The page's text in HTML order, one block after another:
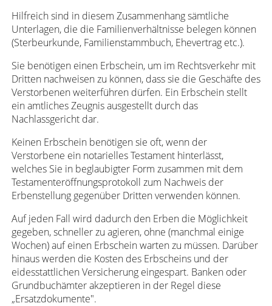
Hilfreich sind in diesem Zusammenhang sämtliche
Unterlagen, die die Familienverhältnisse belegen können
(Sterbeurkunde, Familienstammbuch, Ehevertrag etc.).
Sie benötigen einen Erbschein, um im Rechtsverkehr mit
Dritten nachweisen zu können, dass sie die Geschäfte des
Verstorbenen weiterführen dürfen. Ein Erbschein stellt
ein amtliches Zeugnis ausgestellt durch das
Nachlassgericht dar.
Keinen Erbschein benötigen sie oft, wenn der
Verstorbene ein notarielles Testament hinterlässt,
welches Sie in beglaubigter Form zusammen mit dem
Testamenteröffnungsprotokoll zum Nachweis der
Erbenstellung gegenüber Dritten verwenden können.
Auf jeden Fall wird dadurch den Erben die Möglichkeit
gegeben, schneller zu agieren, ohne (manchmal einige
Wochen) auf einen Erbschein warten zu müssen. Darüber
hinaus werden die Kosten des Erbscheins und der
eidesstattlichen Versicherung eingespart. Banken oder
Grundbuchämter akzeptieren in der Regel diese
„Ersatzdokumente".